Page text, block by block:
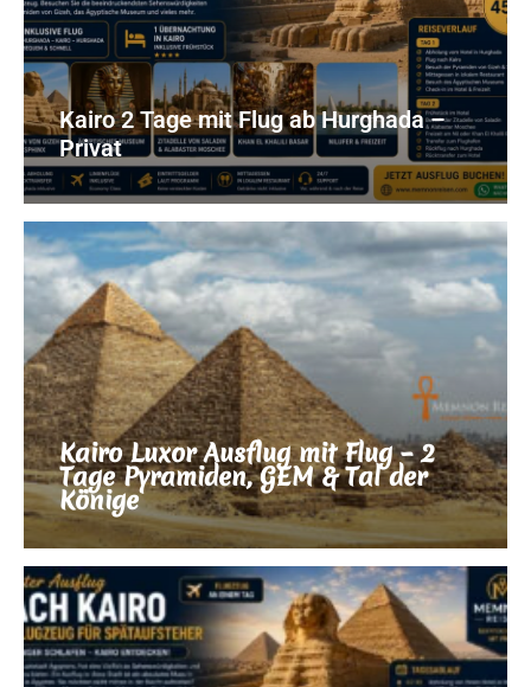
Kairo 2 Tage mit Flug ab Hurghada –
Privat
Kairo Luxor Ausflug mit Flug – 2
Tage Pyramiden, GEM & Tal der
Könige